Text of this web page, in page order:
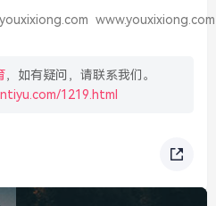
www.youxixiong.com
，如有疑问，请联系我们。
1219.html